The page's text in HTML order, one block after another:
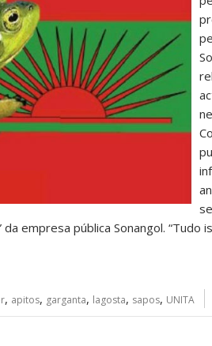
empresa pública Sonangol. “Tudo
, apitos, garganta, lagosta, sapos, UNITA